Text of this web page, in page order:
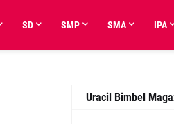
SD SMP SMA IPA
Uracil Bimbel